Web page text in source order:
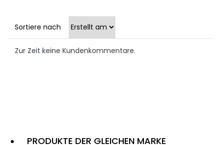
PRODUKTE DER GLEICHEN MARKE
Sortiere nach
Zur Zeit keine Kundenkommentare.